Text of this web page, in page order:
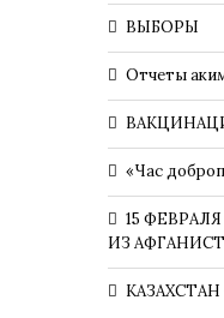
ВЫБОРЫ
Отчеты
«Час
15
ИЗ